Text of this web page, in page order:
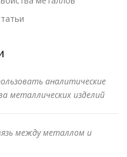
аналитические
металлических изделий
между металлом и